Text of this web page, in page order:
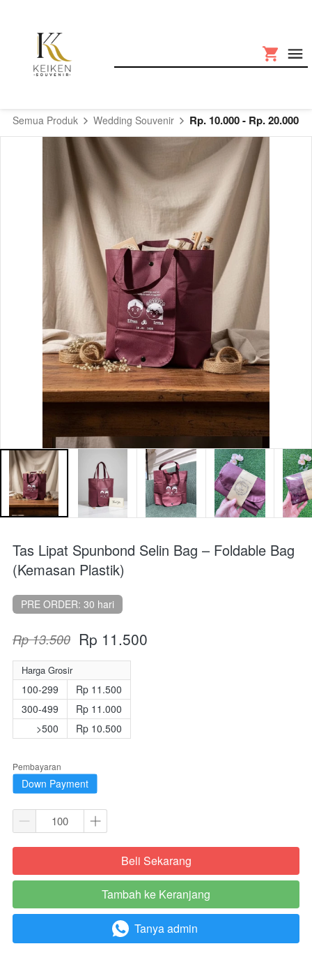
Semua Produk Wedding Souvenir Rp. 10.000 - Rp. 20.000
Tas Lipat Spunbond Selin Bag – Foldable Bag
(Kemasan Plastik)
PRE ORDER: 30 hari
Rp 13.500 Rp 11.500
Harga Grosir
100-299
300-499
>500
Rp 11.500
Rp 11.000
Rp 10.500
Pembayaran
Down Payment
`Beli Sekarang
`
Tambah ke Keranjang
` Tanya admin